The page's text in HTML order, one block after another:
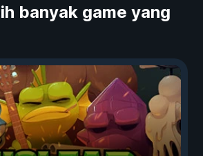
banyak game yang